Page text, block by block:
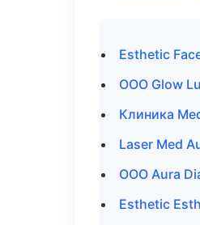
Esthetic
ООО Glow
Клиника
Laser Med
ООО Aura
Esthetic